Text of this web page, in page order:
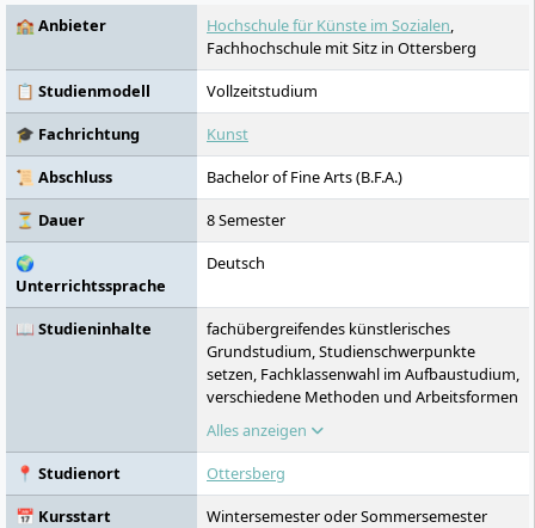
🏫 Anbieter Hochschule für Künste im Sozialen,
Fachhochschule mit Sitz in Ottersberg
📋 Studienmodell
Vollzeitstudium
🎓 Fachrichtung
Kunst
📜 Abschluss
Bachelor of Fine Arts (B.F.A.)
⏳ Dauer
8 Semester
🌍
Unterrichtssprache
Deutsch
📖 Studieninhalte
fachübergreifendes künstlerisches
Grundstudium, Studienschwerpunkte
setzen, Fachklassenwahl im Aufbaustudium,
verschiedene Methoden und Arbeitsformen
der künstlerischen Arbeit, experimentelle
interdisziplinäre Projekte, eigener
Atelierplatz, Nutzung hochschuleigener
Werkstätten, Fächer Malerei, Bildhauerei,
Installation, Druckgrafik, Fotografie,
Alles anzeigen
📍 Studienort
Ottersberg
📅 Kursstart
Wintersemester oder Sommersemester